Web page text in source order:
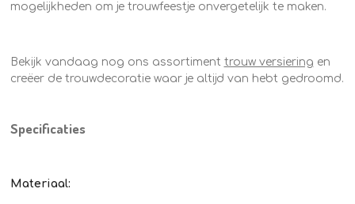
mogelijkheden om je trouwfeestje onvergetelijk te maken.
Bekijk vandaag nog ons assortiment trouw versiering en
creëer de trouwdecoratie waar je altijd van hebt gedroomd.
Specificaties
Materiaal: